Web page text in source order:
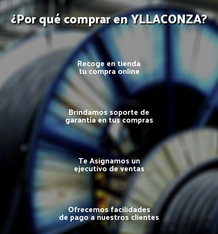
¿Por qué comprar en YLLACONZA?
Recoge en tienda
tu compra online
Brindamos soporte de
garantía en tus compras
Te Asignamos un
ejecutivo de ventas
Ofrecemos facilidades
de pago a nuestros clientes